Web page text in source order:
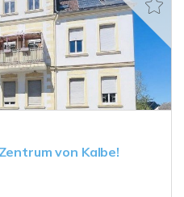
von Kalbe!